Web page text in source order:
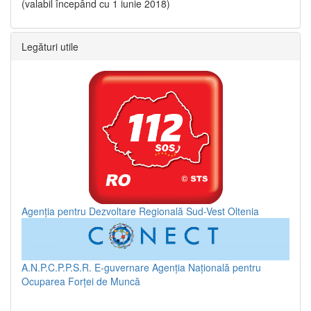
(valabil începând cu 1 iunie 2018)
Legături utile
Agenția pentru Dezvoltare Regională Sud-Vest Oltenia
A.N.P.C.P.P.S.R. E-guvernare Agenția Națională pentru
Ocuparea Forței de Muncă